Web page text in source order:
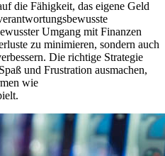
die Fähigkeit, das eigene Geld
Umgang mit Finanzen
zu minimieren, sondern auch
Die richtige Strategie
und Frustration ausmachen,
wie